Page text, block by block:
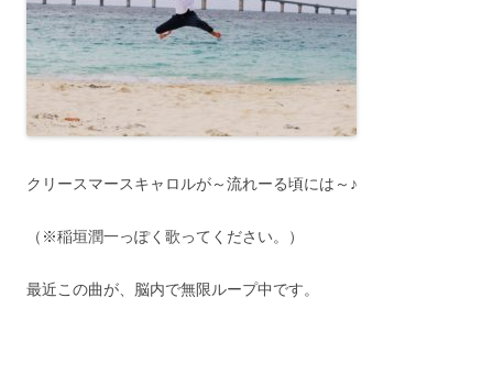
クリースマースキャロルが～流れーる頃には～♪
（※稲垣潤一っぽく歌ってください。）
最近この曲が、脳内で無限ループ中です。